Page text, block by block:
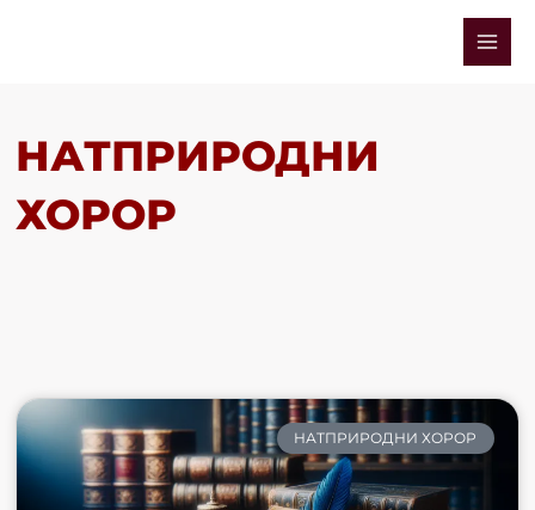
Main
НАТПРИРОДНИ
ХОРОР
НАТПРИРОДНИ ХОРОР